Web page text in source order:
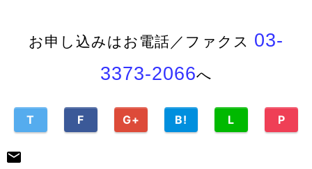
お申し込みはお電話／ファクス 03-
3373-2066へ
T F G+ B! L P